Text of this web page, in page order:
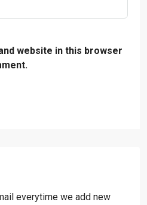
website in this browser
everytime we add new